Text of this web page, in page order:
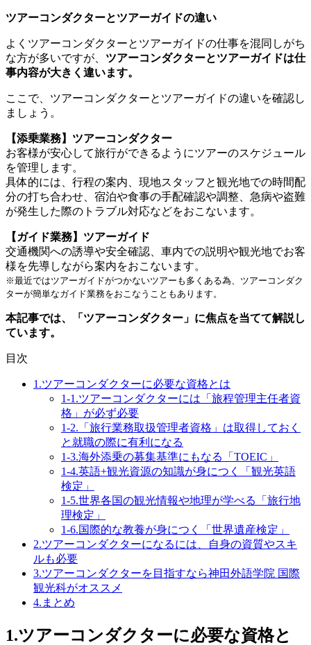
ツアーコンダクターとツアーガイドの違い
よくツアーコンダクターとツアーガイドの仕事を混同しがち
な方が多いですが、 ツアーコンダクターとツアーガイドは仕
事内容が大きく違います。
ここで、ツアーコンダクターとツアーガイドの違いを確認し
ましょう。
【添乗業務】ツアーコンダクター
お客様が安心して旅行ができるようにツアーのスケジュール
を管理します。
具体的には、行程の案内、現地スタッフと観光地での時間配
分の打ち合わせ、宿泊や食事の手配確認や調整、急病や盗難
が発生した際のトラブル対応などをおこないます。
【ガイド業務】ツアーガイド
交通機関への誘導や安全確認、車内での説明や観光地でお客
様を先導しながら案内をおこないます。
※最近ではツアーガイドがつかないツアーも多くある為、ツアーコンダク
ターが簡単なガイド業務をおこなうこともあります。
本記事では、「ツアーコンダクター」に焦点を当てて解説し
ています。
目次
1.ツアーコンダクターに必要な資格とは
1-1.ツアーコンダクターには「旅程管理主任者資
格」が必ず必要
1-2.「旅行業務取扱管理者資格」は取得しておく
と就職の際に有利になる
1-3.海外添乗の募集基準にもなる「TOEIC」
1-4.英語+観光資源の知識が身につく「観光英語
検定」
1-5.世界各国の観光情報や地理が学べる「旅行地
理検定」
1-6.国際的な教養が身につく「世界遺産検定」
2.ツアーコンダクターになるには、自身の資質やスキ
ルも必要
3.ツアーコンダクターを目指すなら神田外語学院 国際
観光科がオススメ
4.まとめ
1.ツアーコンダクターに必要な資格と